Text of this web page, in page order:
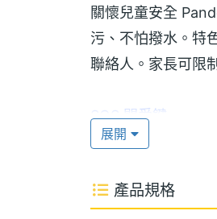
關懷兒童安全
污、不怕撥水。特
聯絡人。家長可限
SOS 關愛鍵
長按 SOS 關愛鍵
給家長。亦內建防
展開
產品規格